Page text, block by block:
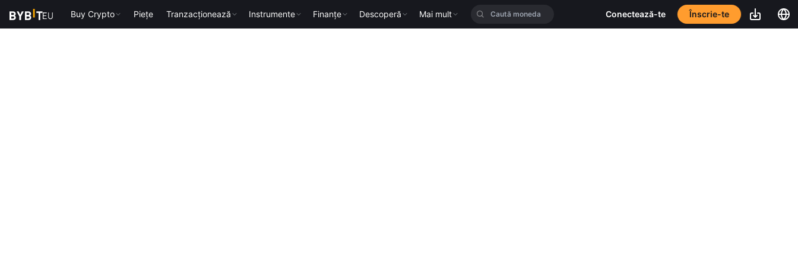
Buy Crypto Piețe Tranzacționează Instrumente Finanțe Descoperă Mai mult Conectează-te Înscrie-te